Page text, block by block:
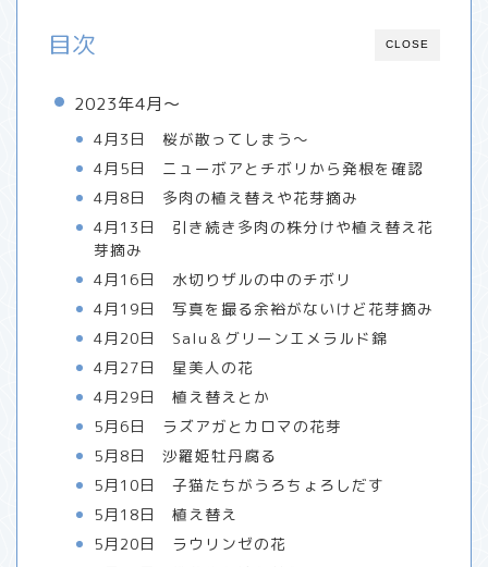
CLOSE
目次
2023年4月〜
4月3日 桜が散ってしまう〜
4月5日 ニューボアとチボリから発根を確認
4月8日 多肉の植え替えや花芽摘み
4月13日 引き続き多肉の株分けや植え替え花
芽摘み
4月16日 水切りザルの中のチボリ
4月19日 写真を撮る余裕がないけど花芽摘み
4月20日 Salu＆グリーンエメラルド錦
4月27日 星美人の花
4月29日 植え替えとか
5月6日 ラズアガとカロマの花芽
5月8日 沙羅姫牡丹腐る
5月10日 子猫たちがうろちょろしだす
5月18日 植え替え
5月20日 ラウリンゼの花